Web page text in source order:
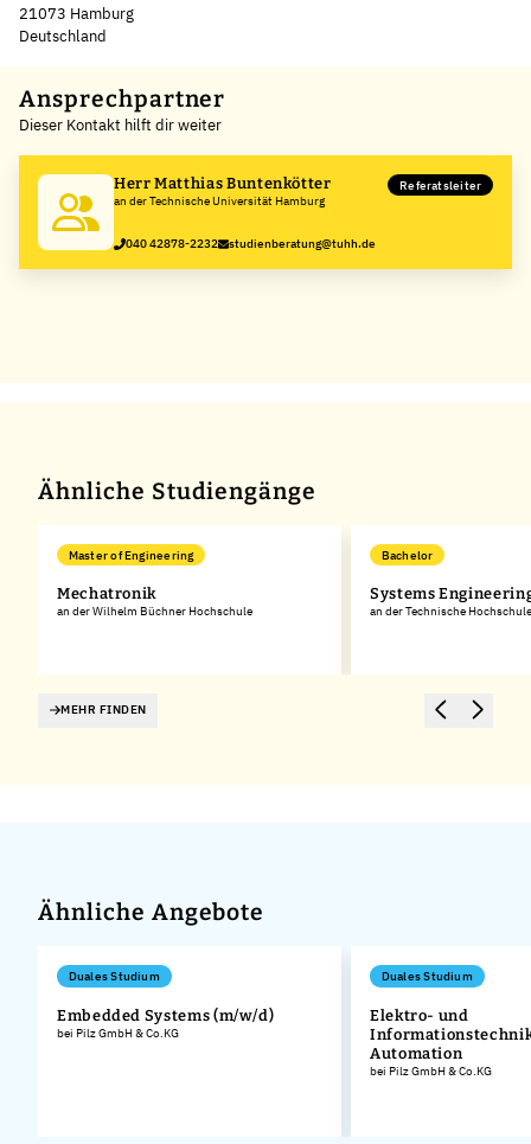
21073 Hamburg
Deutschland
+
−
Ansprechpartner
Dieser Kontakt hilft dir weiter
Herr Matthias Buntenkötter
an der Technische Universität Hamburg
Referatsleiter
040 42878-2232 studienberatung@tuhh.de
Ähnliche Studiengänge
Master of Engineering
Mechatronik
an der Wilhelm Büchner Hochschule
Bachelor
Systems
an der Technische
MEHR FINDEN
Ähnliche Angebote
Duales Studium
Embedded Systems (m/w/d)
bei Pilz GmbH & Co.KG
Duales Studium
Elektro- und
Automation
bei Pilz GmbH & Co.KG